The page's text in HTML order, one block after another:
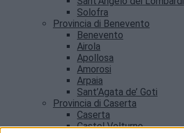
Solofra
Provincia di Benevento
Benevento
Airola
Apollosa
Amorosi
Arpaia
Sant’Agata de’ Goti
Provincia di Caserta
Caserta
Castel Volturno